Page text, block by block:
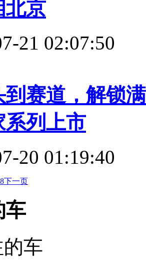
北京
21 02:07:50
到赛道，解锁
系列上市
20 01:19:40
下一页
车
车